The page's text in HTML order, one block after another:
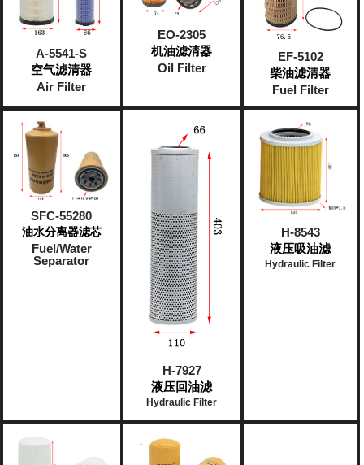
A-5541-S
空气滤清器
Air Filter
EO-2305
机油滤清器
Oil Filter
EF-5102
柴油滤清器
Fuel Filter
SFC-55280
油水分离器滤芯
Fuel/Water
Separator
H-7927
液压回油滤
Hydraulic Filter
H-8543
液压吸油滤
Hydraulic Filter